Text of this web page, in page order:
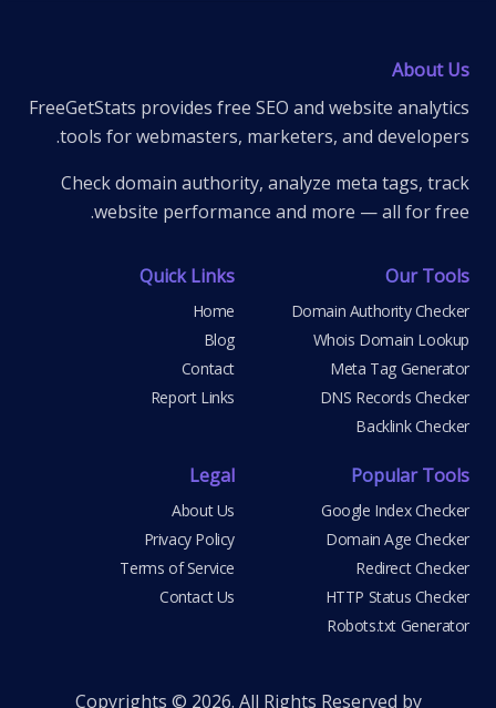
About Us
FreeGetStats provides free SEO and website analytics
tools for webmasters, marketers, and developers.
Check domain authority, analyze meta tags, track
website performance and more — all for free.
Our Tools
Domain Authority Checker
Whois Domain Lookup
Meta Tag Generator
DNS Records Checker
Backlink Checker
Quick Links
Home
Blog
Contact
Report Links
Popular Tools
Google Index Checker
Domain Age Checker
Redirect Checker
HTTP Status Checker
Robots.txt Generator
Legal
About Us
Privacy Policy
Terms of Service
Contact Us
Copyrights © 2026. All Rights Reserved by